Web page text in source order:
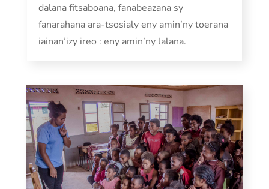
dalana fitsaboana, fanabeazana sy
fanarahana ara-tsosialy eny amin’ny toerana
iainan’izy ireo : eny amin’ny lalana.